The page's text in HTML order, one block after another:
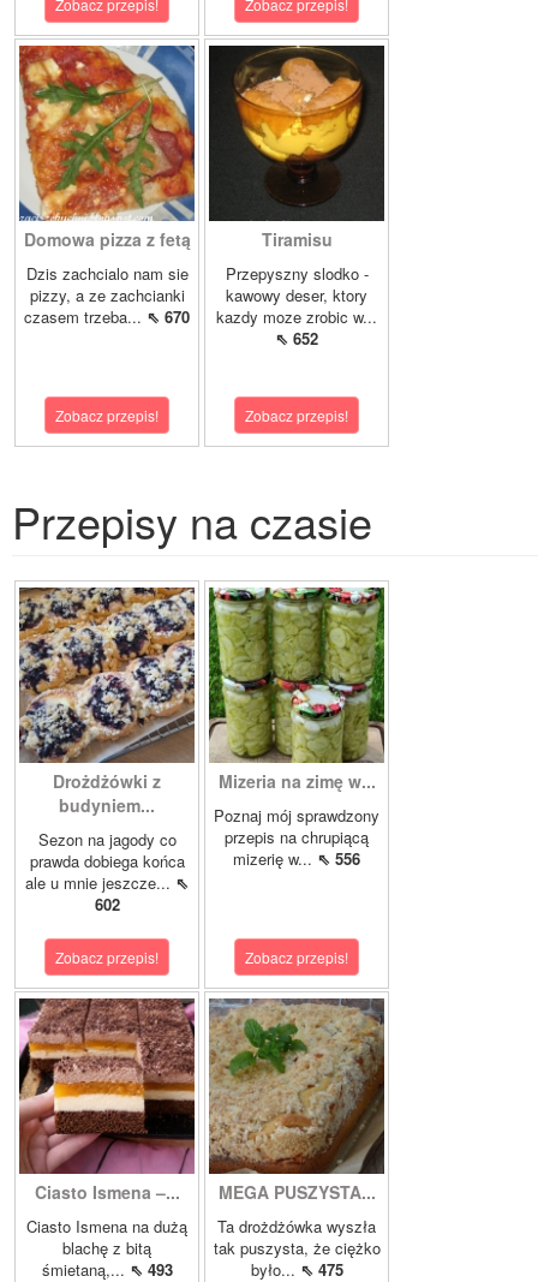
Domowa pizza z fetą
Dzis zachcialo nam sie
pizzy, a ze zachcianki
czasem trzeba... ⇖ 670
Zobacz przepis!
Tiramisu
Przepyszny slodko -
kawowy deser, ktory
kazdy moze zrobic w...
⇖ 652
Zobacz przepis!
Przepisy na czasie
Drożdżówki z
budyniem...
Sezon na jagody co
prawda dobiega końca
ale u mnie jeszcze... ⇖
602
Zobacz przepis!
Mizeria na zimę w...
Poznaj mój sprawdzony
przepis na chrupiącą
mizerię w... ⇖ 556
Zobacz przepis!
Ciasto Ismena –...
Ciasto Ismena na dużą
blachę z bitą
śmietaną,... ⇖ 493
MEGA PUSZYSTA...
Ta drożdżówka wyszła
tak puszysta, że ciężko
było... ⇖ 475